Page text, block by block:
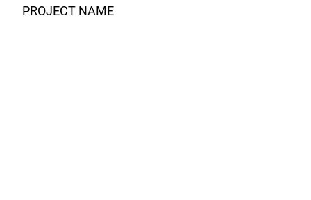
PROJECT NAME